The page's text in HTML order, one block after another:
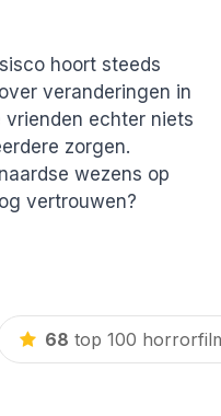
hoort steeds
veranderingen in
vrienden echter niets
zorgen.
wezens op
vertrouwen?
68 top 100